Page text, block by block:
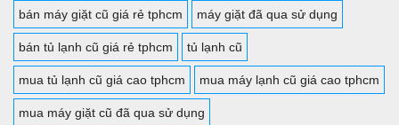
bán máy giặt cũ giá rẻ tphcm máy giặt đã qua sử dụng
bán tủ lạnh cũ giá rẻ tphcm tủ lạnh cũ
mua tủ lạnh cũ giá cao tphcm mua máy lạnh cũ giá cao tphcm
mua máy giặt cũ đã qua sử dụng